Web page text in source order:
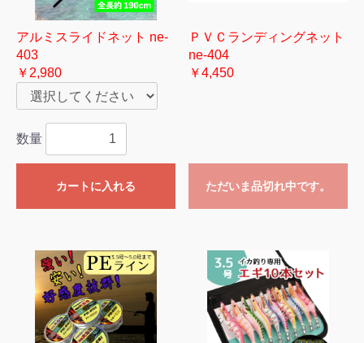
アルミスライドネット ne-
403
￥2,980
数量
カートに入れる
ＰＶＣランディングネット
ne-404
￥4,450
ただいま品切れ中です。